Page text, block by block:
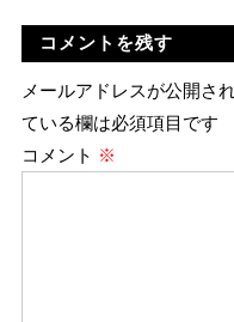
コメントを残す
メールアドレスが公開さ
ている欄は必須項目です
コメント ※